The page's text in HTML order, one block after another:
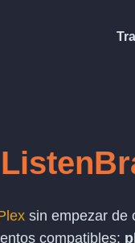
sin empezar de
compatibles: